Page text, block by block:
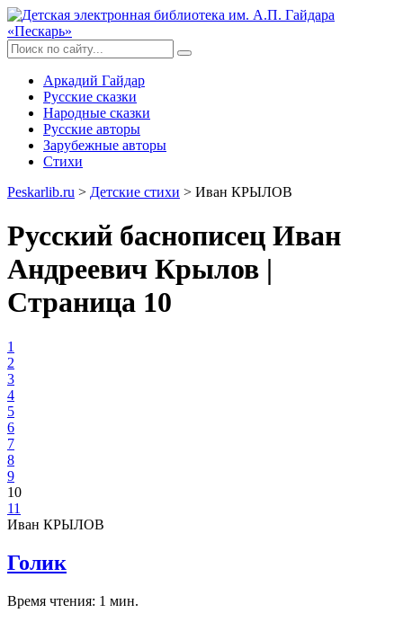
Аркадий Гайдар
Русские сказки
Народные сказки
Русские авторы
Зарубежные авторы
Стихи
Peskarlib.ru > Детские стихи > Иван КРЫЛОВ
Русский баснописец Иван
Андреевич Крылов |
Страница 10
1
2
3
4
5
6
7
8
9
10
11
Иван КРЫЛОВ
Голик
Время чтения: 1 мин.